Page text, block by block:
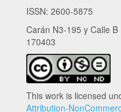
ISSN: 2600-5875
Carán N3-195 y Calle
170403
This work is licensed
Attribution-